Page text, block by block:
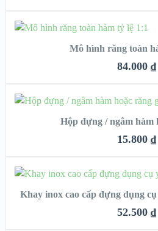
QUICK
ĐỌC TIẾP
Mô hình răng toàn
84.000 ₫
QUICK
ĐỌC TIẾP
Hộp đựng / ngâm hàm
15.800 ₫
QUICK
ĐỌC TIẾP
Khay inox cao cấp đựng dụng
52.500 ₫